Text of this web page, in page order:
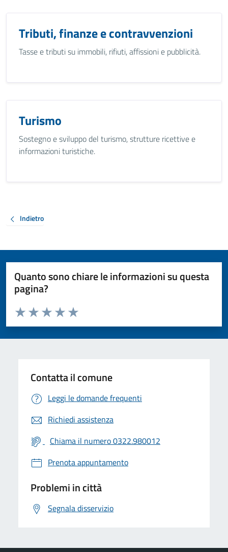
Tributi, finanze e contravvenzioni
Tasse e tributi su immobili, rifiuti, affissioni e pubblicità.
Turismo
Sostegno e sviluppo del turismo, strutture ricettive e
informazioni turistiche.
Indietro
Quanto sono chiare le informazioni su questa
pagina?
Valuta da 1 a 5 stelle la pagina
Valuta 5 stelle su 5
Valuta 4 stelle su 5
Valuta 3 stelle su 5
Valuta 2 stelle su 5
Valuta 1 stelle su 5
Contatta il comune
Leggi le domande frequenti
Richiedi assistenza
Chiama il numero 0322.980012
Prenota appuntamento
Problemi in città
Segnala disservizio